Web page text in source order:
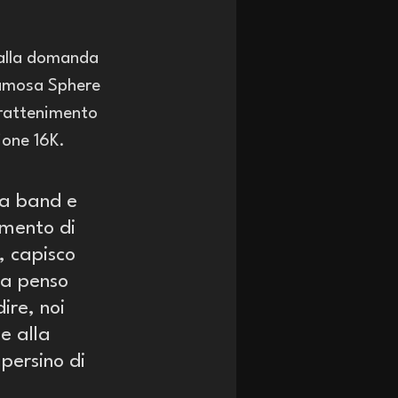
domanda
Sphere
16K.
band e
di
capisco
penso
noi
alla
di